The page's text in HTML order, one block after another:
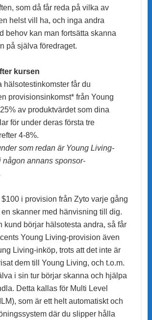
som då får reda på vilka av
helst vill ha, och inga andra
behov kan man fortsätta skanna
på själva föredraget.
kursen
hälsotestinkomster får du
provisionsinkomst* från Young
av produktvärdet som dina
för under deras första tre
4-8%.
som redan är Young Living-
någon annans sponsor-
$100 i provision från Zyto varje gång
skanner med hänvisning till dig.
kund börjar hälsotesta andra, så får
Young Living-provision även
Living-inköp, trots att det inte är
dem till Young Living, och t.o.m.
i sin tur börjar skanna och hjälpa
Detta kallas för Multi Level
som är ett helt automatiskt och
där du slipper hålla